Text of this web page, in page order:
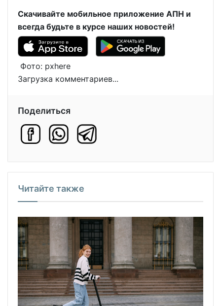
Скачивайте мобильное приложение АПН и
всегда будьте в курсе наших новостей!
Фото: pxhere
Загрузка комментариев...
Поделиться
Читайте также